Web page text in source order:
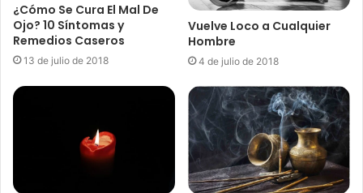
¿Cómo Se Cura El Mal De
Ojo? 10 Síntomas y
Remedios Caseros
13 de julio de 2018
Vuelve Loco a Cualquier
Hombre
4 de julio de 2018